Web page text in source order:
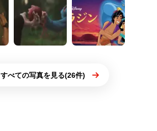
すべての写真を見る(26件)